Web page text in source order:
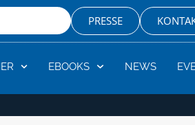
PRESSE
EBOOKS NEWS